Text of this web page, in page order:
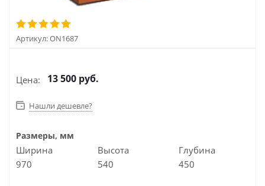
Артикул:ON1687
Цена: 13 500 руб.
Нашли дешевле?
Размеры, мм
Ширина
970
Высота
540
Глубина
450